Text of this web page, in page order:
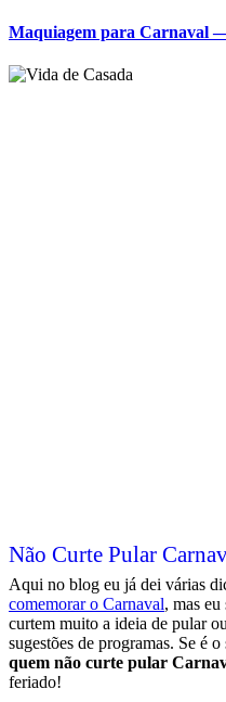
Maquiagem para Carnaval
Não Curte Pular
Aqui no blog eu já dei várias
comemorar o Carnaval, mas eu
curtem muito a ideia de pular
sugestões de programas. Se é o
quem não curte pular
feriado!